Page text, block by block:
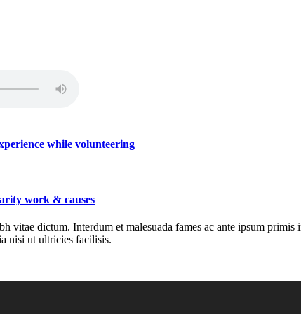
while volunteering
work & causes
vitae dictum. Interdum et malesuada fames ac ante ipsum
nisi ut ultricies facilisis.